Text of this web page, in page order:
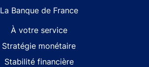
La Banque de France
À votre service
Stratégie monétaire
Stabilité financière